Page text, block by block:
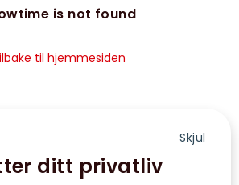
Skjul
ditt privatliv
is not found
til hjemmesiden